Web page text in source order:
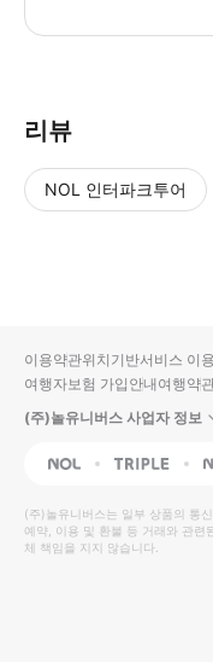
리뷰
NOL 인터파크투어
입니
다.
높
은
순
동
영
상
순
상
이용약관위치기반서비스 이
여행자보험 가입안내여행약
(주)놀유니버스 사업자 정보
NOL Triple
(주)놀유니버스는 일부 상품의 통
예약, 이용 및 환불 등 거래와 관련
체 책임을 지지 않습니다.